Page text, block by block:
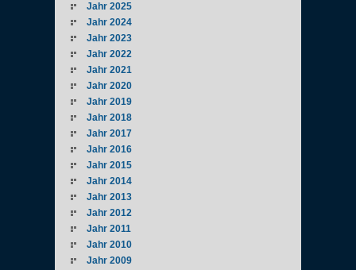
Jahr 2025
Jahr 2024
Jahr 2023
Jahr 2022
Jahr 2021
Jahr 2020
Jahr 2019
Jahr 2018
Jahr 2017
Jahr 2016
Jahr 2015
Jahr 2014
Jahr 2013
Jahr 2012
Jahr 2011
Jahr 2010
Jahr 2009